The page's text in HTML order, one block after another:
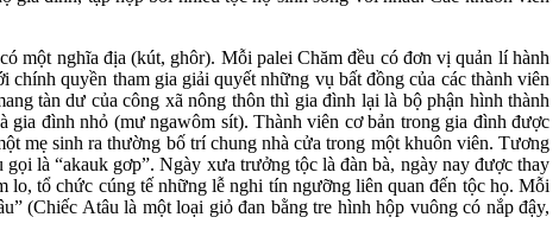
một nghĩa địa (kút, ghôr). Mỗi palei Chăm đều có đơn vị quản lí hành
quyền tham gia giải quyết những vụ bất đồng của các thành viên
tàn dư của công xã nông thôn thì gia đình lại là bộ phận hình thành
gia đình nhỏ (mư ngawôm sít). Thành viên cơ bản trong gia đình được
mẹ sinh ra thường bố trí chung nhà cửa trong một khuôn viên. Tương
là “akauk gơp”. Ngày xưa trưởng tộc là đàn bà, ngày nay được thay
lo, tổ chức cúng tế những lễ nghi tín ngưỡng liên quan đến tộc họ. Mỗi
(Chiếc Atâu là một loại giỏ đan bằng tre hình hộp vuông có nắp đậy,